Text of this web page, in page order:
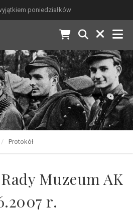
poniedziałków
Protokół
Muzeum AK
r.